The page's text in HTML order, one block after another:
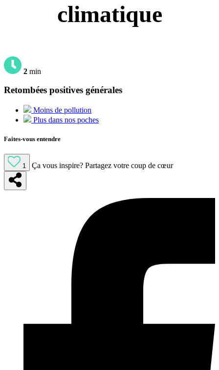
climatique
2 min
Retombées positives générales
Moins de pollution
Plus dans nos poches
Faites-vous entendre
1 Ça vous inspire? Partagez votre coup de cœur